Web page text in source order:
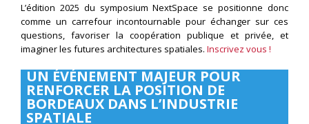
L’édition 2025 du symposium NextSpace se positionne donc
comme un carrefour incontournable pour échanger sur ces
questions, favoriser la coopération publique et privée, et
imaginer les futures architectures spatiales. Inscrivez vous !
UN ÉVÉNEMENT MAJEUR POUR
RENFORCER LA POSITION DE
BORDEAUX DANS L’INDUSTRIE
SPATIALE